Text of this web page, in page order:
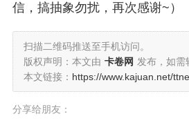
信，搞抽象勿扰，再次感谢~）
扫描二维码推送至手机访问。
版权声明：本文由 卡卷网 发布，如需
本文链接： https://www.kajuan.net/
分享给朋友：